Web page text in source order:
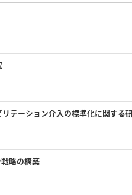
テーション介入の標準化に関する
略の構築